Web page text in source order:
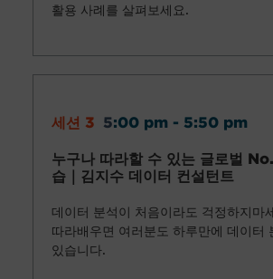
활용 사례를 살펴보세요.
세션 3 5:00 pm - 5:50 pm
누구나 따라할 수 있는 글로벌
습 ｜김지수 데이터 컨설턴트
데이터 분석이 처음이라도 걱정하지마
따라배우면 여러분도 하루만에 데이터
있습니다.